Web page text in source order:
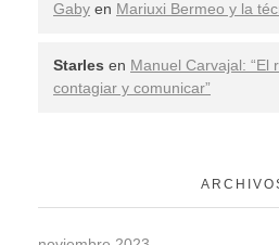
Gaby en Mariuxi Bermeo y la
Starles en Manuel Carvajal: “El
contagiar y comunicar”